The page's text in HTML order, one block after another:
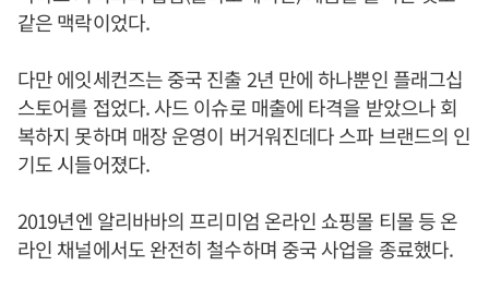
같은 맥락이었다.
다만 에잇세컨즈는 중국 진출 2년 만에 하나뿐인 플래그십
스토어를 접었다. 사드 이슈로 매출에 타격을 받았으나 회
복하지 못하며 매장 운영이 버거워진데다 스파 브랜드의 인
기도 시들어졌다.
2019년엔 알리바바의 프리미엄 온라인 쇼핑몰 티몰 등 온
라인 채널에서도 완전히 철수하며 중국 사업을 종료했다.